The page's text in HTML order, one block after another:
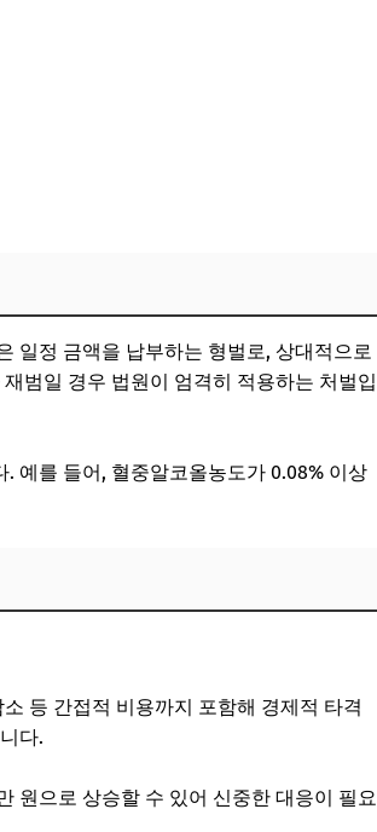
일정 금액을 납부하는 형벌로, 상대적으로
범일 경우 법원이 엄격히 적용하는 처벌입
예를 들어, 혈중알코올농도가 0.08% 이상
등 간접적 비용까지 포함해 경제적 타격
다.
원으로 상승할 수 있어 신중한 대응이 필요